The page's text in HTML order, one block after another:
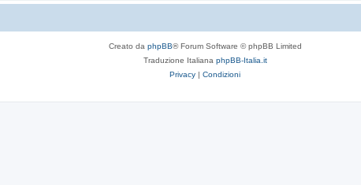
Creato da phpBB® Forum Software © phpBB Limited
Traduzione Italiana phpBB-Italia.it
Privacy | Condizioni